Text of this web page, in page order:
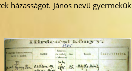
házasságot. János nevű gyermekük